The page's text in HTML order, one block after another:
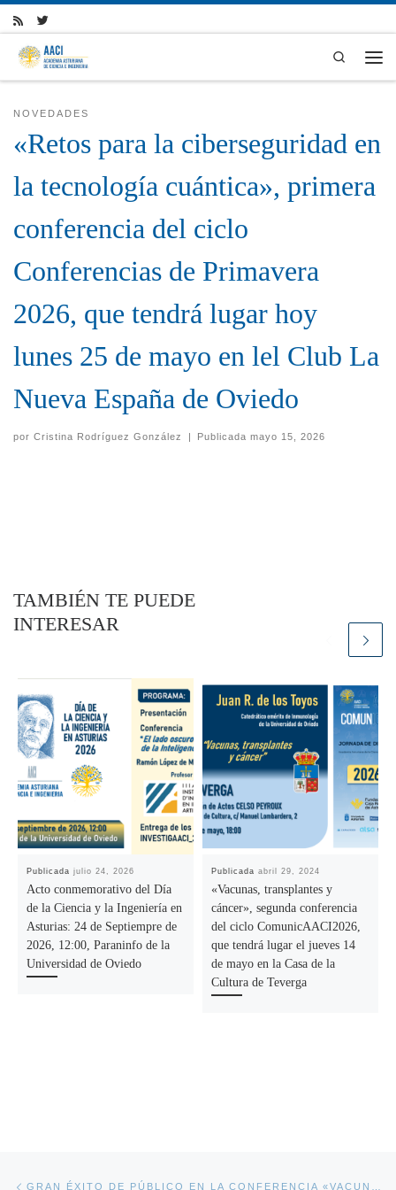
Skip to content
Search
NOVEDADES
«Retos para la ciberseguridad en
la tecnología cuántica», primera
conferencia del ciclo
Conferencias de Primavera
2026, que tendrá lugar hoy
lunes 25 de mayo en lel Club La
Nueva España de Oviedo
por Cristina Rodríguez González | Publicadamayo 15, 2026
TAMBIÉN TE PUEDE
INTERESAR
Publicadajulio 24, 2026
Acto conmemorativo del Día
de la Ciencia y la Ingeniería en
Asturias: 24 de Septiempre de
2026, 12:00, Paraninfo de la
Universidad de Oviedo
Publicadaabril 29, 2024
«Vacunas, transplantes y
cáncer», segunda conferencia
del ciclo ComunicAACI2026,
que tendrá lugar el jueves 14
de mayo en la Casa de la
Cultura de Teverga
Navegación de la entrada